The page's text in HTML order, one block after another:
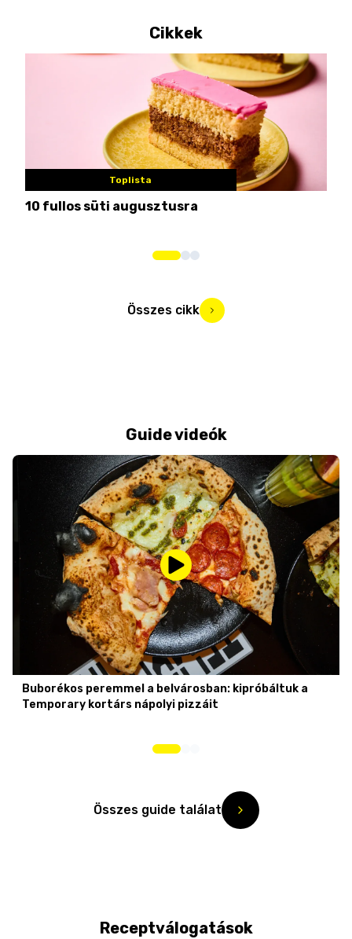
Cikkek
Toplista
10 fullos süti augusztusra
Összes cikk
Guide videók
Buborékos peremmel a belvárosban: kipróbáltuk a
Temporary kortárs nápolyi pizzáit
Összes guide találat
Receptválogatások